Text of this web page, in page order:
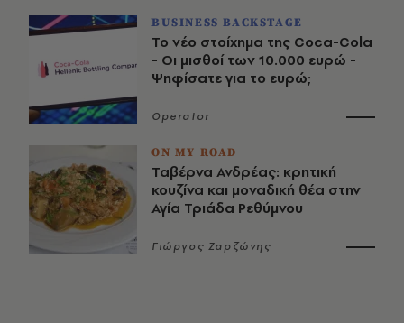
BUSINESS BACKSTAGE
Το νέο στοίχημα της Coca-Cola
- Οι μισθοί των 10.000 ευρώ -
Ψηφίσατε για το ευρώ;
Operator
ON MY ROAD
Ταβέρνα Ανδρέας: κρητική
κουζίνα και μοναδική θέα στην
Αγία Τριάδα Ρεθύμνου
Γιώργος Ζαρζώνης